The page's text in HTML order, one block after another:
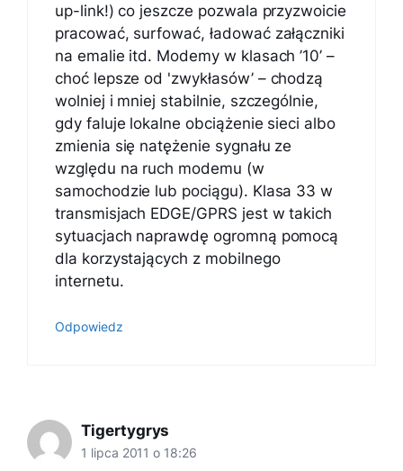
up-link!) co jeszcze pozwala przyzwoicie
pracować, surfować, ładować załączniki
na emalie itd. Modemy w klasach ’10’ –
choć lepsze od 'zwykłasów’ – chodzą
wolniej i mniej stabilnie, szczególnie,
gdy faluje lokalne obciążenie sieci albo
zmienia się natężenie sygnału ze
względu na ruch modemu (w
samochodzie lub pociągu). Klasa 33 w
transmisjach EDGE/GPRS jest w takich
sytuacjach naprawdę ogromną pomocą
dla korzystających z mobilnego
internetu.
Odpowiedz
Tigertygrys
1 lipca 2011 o 18:26